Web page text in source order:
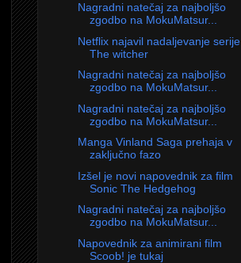
Nagradni natečaj za najboljšo
zgodbo na MokuMatsur...
Netflix najavil nadaljevanje serije
The witcher
Nagradni natečaj za najboljšo
zgodbo na MokuMatsur...
Nagradni natečaj za najboljšo
zgodbo na MokuMatsur...
Manga Vinland Saga prehaja v
zaključno fazo
Izšel je novi napovednik za film
Sonic The Hedgehog
Nagradni natečaj za najboljšo
zgodbo na MokuMatsur...
Napovednik za animirani film
Scoob! je tukaj